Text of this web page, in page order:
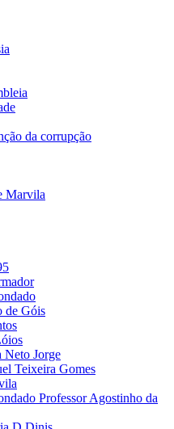
da corrupção
Marvila
de Góis
Neto Jorge
Teixeira Gomes
Professor Agostinho da